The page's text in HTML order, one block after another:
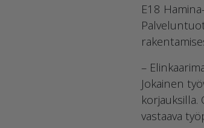
E18
–
Jokainen
vastaava